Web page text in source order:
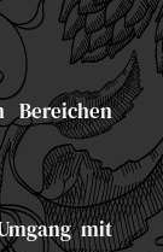
Bereichen
mit